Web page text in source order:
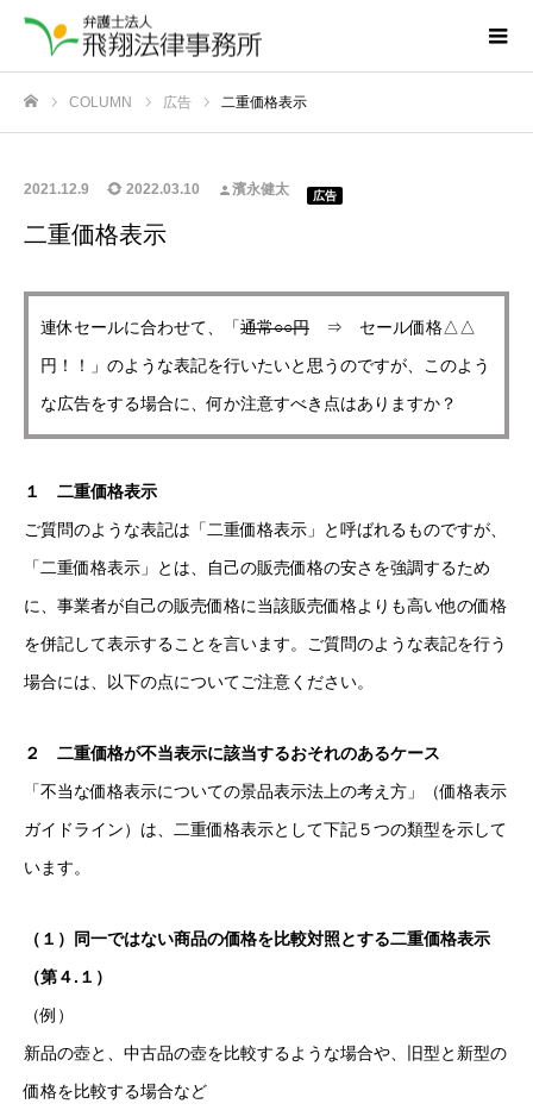
COLUMN 広告 二重価格表示
2021.12.9 2022.03.10 濱永健太 広告
二重価格表示
連休セールに合わせて、「通常○○円 ⇒ セール価格△△
円！！」のような表記を行いたいと思うのですが、このよう
な広告をする場合に、何か注意すべき点はありますか？
１ 二重価格表示
ご質問のような表記は「二重価格表示」と呼ばれるものですが、
「二重価格表示」とは、自己の販売価格の安さを強調するため
に、事業者が自己の販売価格に当該販売価格よりも高い他の価格
を併記して表示することを言います。ご質問のような表記を行う
場合には、以下の点についてご注意ください。
２ 二重価格が不当表示に該当するおそれのあるケース
「不当な価格表示についての景品表示法上の考え方」（価格表示
ガイドライン）は、二重価格表示として下記５つの類型を示して
います。
（１）同一ではない商品の価格を比較対照とする二重価格表示
（第４.１）
（例）
新品の壺と、中古品の壺を比較するような場合や、旧型と新型の
価格を比較する場合など